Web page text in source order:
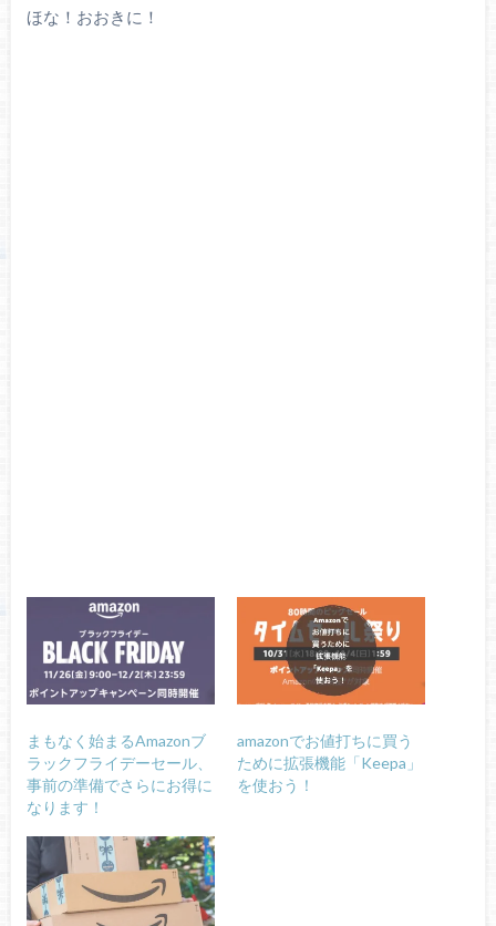
ほな！おおきに！
まもなく始まるAmazonブ
ラックフライデーセール、
事前の準備でさらにお得に
なります！
amazonでお値打ちに買う
ために拡張機能「Keepa」
を使おう！